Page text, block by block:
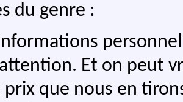
du genre :
Et on peut
prix que nous en